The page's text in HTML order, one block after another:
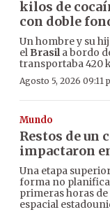
kilos de
con doble
Un hombre y su
el Brasila bordo
transportaba 420
Agosto 5, 2026 09:11
Mundo
Restos de un
impactaron
Una etapa
forma no
primeras horas
espacial